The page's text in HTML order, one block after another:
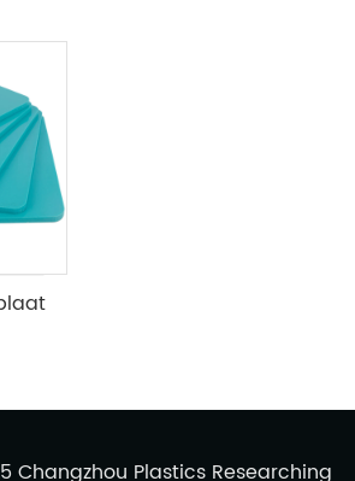
Changzhou Plastics Researching